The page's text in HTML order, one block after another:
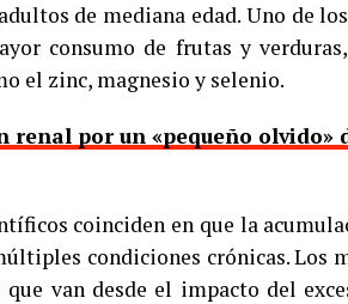
de mediana edad. Uno de
consumo de frutas y
el zinc, magnesio y selenio.
por un «pequeño olvido»
coinciden en que la
condiciones crónicas. Los
van desde el impacto del